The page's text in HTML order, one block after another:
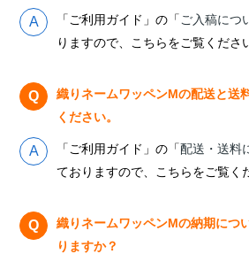
「ご利用ガイド」の「 ご入稿につ
りますので、こちらをご覧くださ
織りネームワッペンMの配送と送
ください。
「ご利用ガイド」の「配送・送料
ておりますので、こちらをご覧く
織りネームワッペンMの納期につ
りますか？